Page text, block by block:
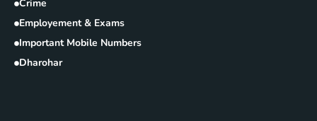
Crime
Employement & Exams
Important Mobile Numbers
Dharohar